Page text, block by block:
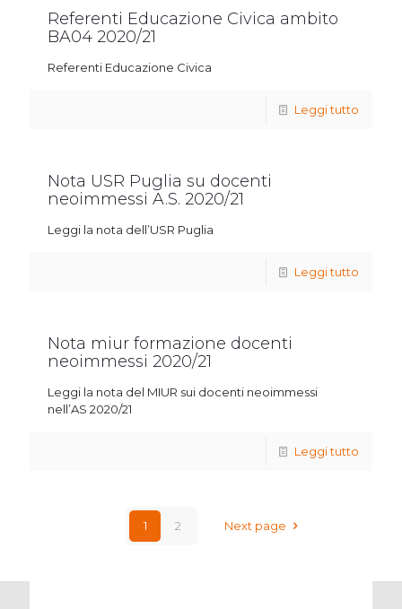
Referenti Educazione Civica ambito
BA04 2020/21
Referenti Educazione Civica
Leggi tutto
Nota USR Puglia su docenti
neoimmessi A.S. 2020/21
Leggi la nota dell’USR Puglia
Leggi tutto
Nota miur formazione docenti
neoimmessi 2020/21
Leggi la nota del MIUR sui docenti neoimmessi
nell’AS 2020/21
Leggi tutto
1 2 Next page